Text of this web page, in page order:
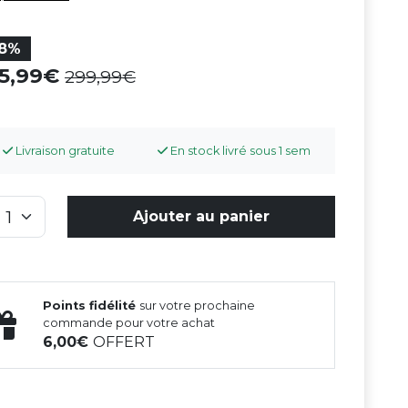
299,99
Livraison gratuite En stock livré sous 1 sem
Ajouter au panier
Points fidélité sur votre prochaine
commande pour votre achat
6,00OFFERT